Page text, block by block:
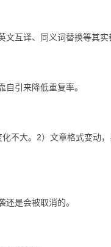
互译、同义词替换等其实
引来降低重复率。
大。2）文章格式变动
是会被取消的。